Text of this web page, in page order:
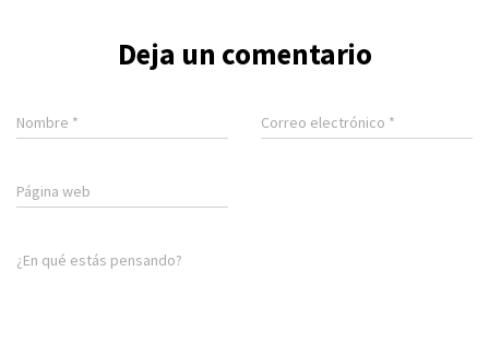
Deja un comentario
Nombre * Correo electrónico *
Página web
¿En qué estás pensando?